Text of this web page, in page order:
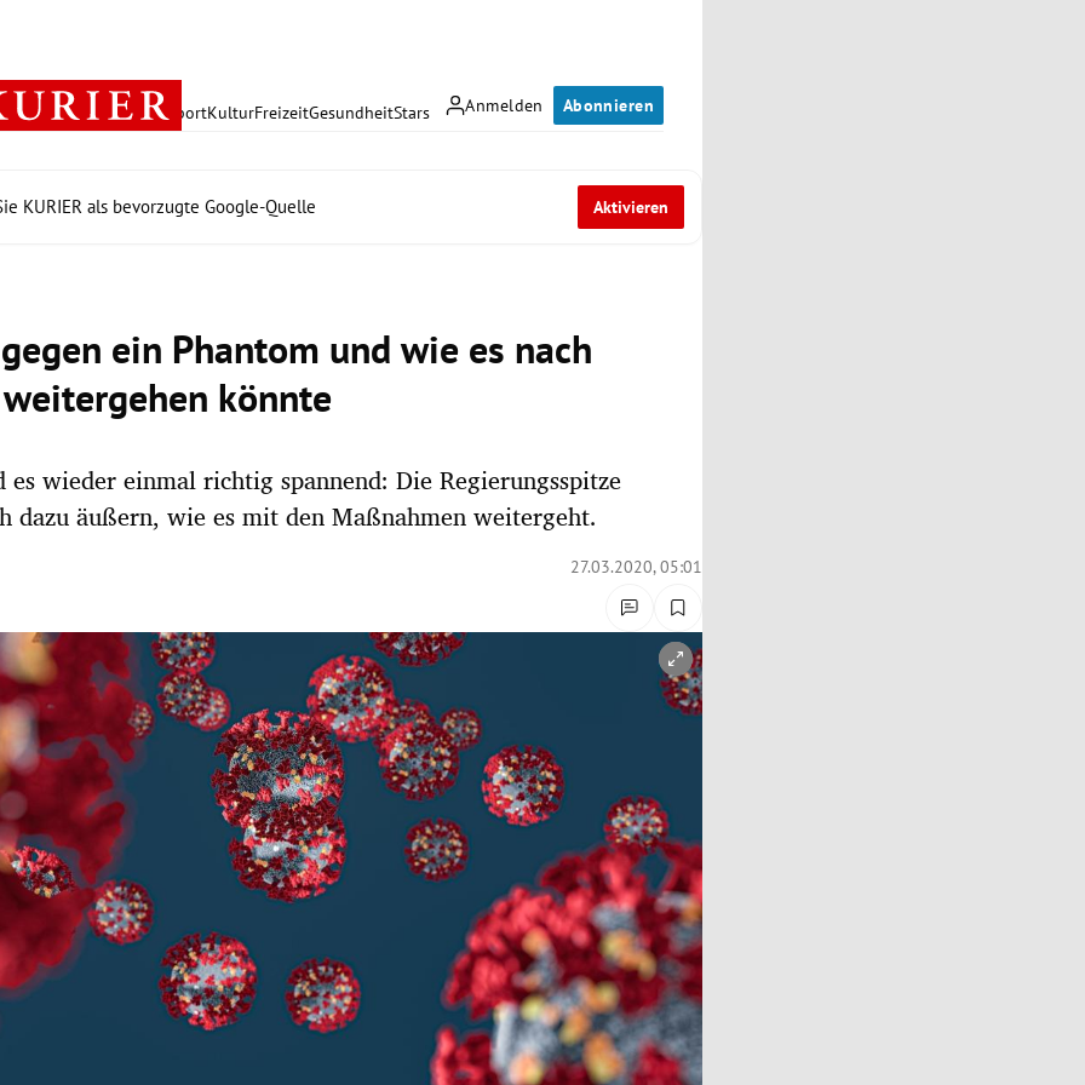
Anmelden Abonnieren
PolitikWirtschaft SportKulturFreizeitGesundheitStars
KURIER als bevorzugte Google-Quelle Aktivieren
ein Phantom und wie es nach
könnte
wieder einmal richtig spannend: Die Regierungsspitze
dazu äußern, wie es mit den Maßnahmen weitergeht.
27.03.2020, 05:01
öffnen/schließen